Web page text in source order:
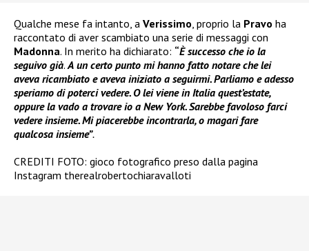
Qualche mese fa intanto, a Verissimo , proprio la Pravo ha
raccontato di aver scambiato una serie di messaggi con
Madonna. In merito ha dichiarato: “È successo che io la
seguivo già. A un certo punto mi hanno fatto notare che lei
aveva ricambiato e aveva iniziato a seguirmi. Parliamo e adesso
speriamo di poterci vedere. O lei viene in Italia quest’estate,
oppure la vado a trovare io a New York. Sarebbe favoloso farci
vedere insieme. Mi piacerebbe incontrarla, o magari fare
qualcosa insieme”.
CREDITI FOTO: gioco fotografico preso dalla pagina
Instagram therealrobertochiaravalloti